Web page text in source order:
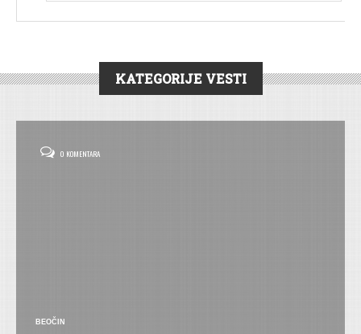
KATEGORIJE VESTI
0 KOMENTARA
BEOČIN